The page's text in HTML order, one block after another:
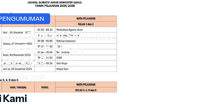
Sumatif Semester
Tahun Ajaran
2026
Kami